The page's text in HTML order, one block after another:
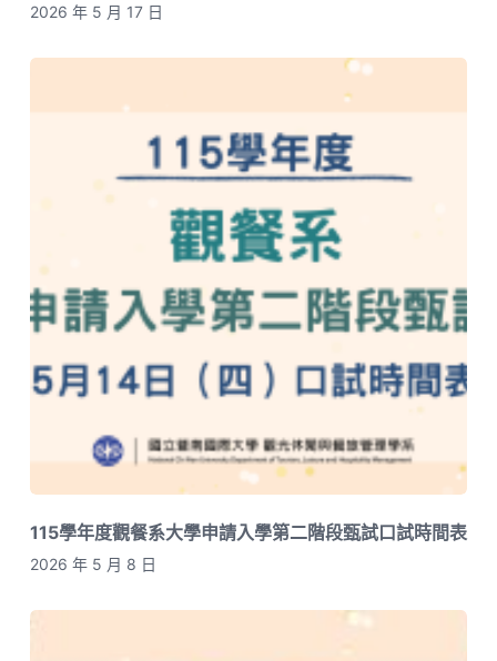
2026 年 5 月 17 日
115學年度觀餐系大學申請入學第二階段甄試口試時間表
2026 年 5 月 8 日